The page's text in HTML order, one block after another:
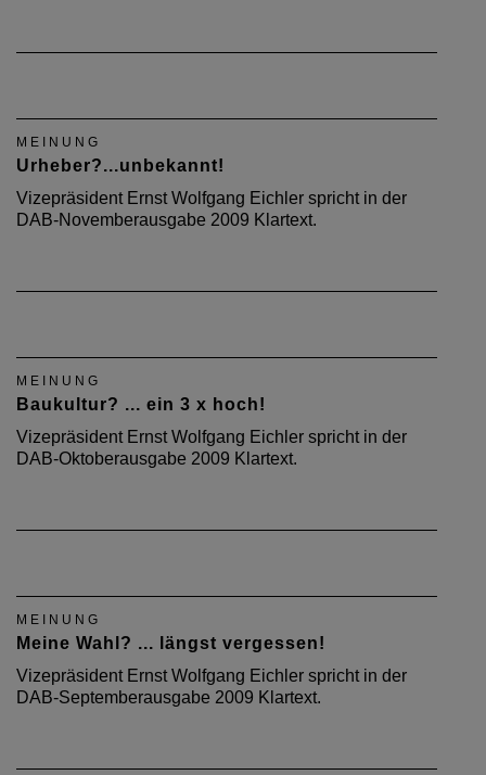
MEINUNG
Urheber?...unbekannt!
Vizepräsident Ernst Wolfgang Eichler spricht in der
DAB-Novemberausgabe 2009 Klartext.
MEINUNG
Baukultur? ... ein 3 x hoch!
Vizepräsident Ernst Wolfgang Eichler spricht in der
DAB-Oktoberausgabe 2009 Klartext.
MEINUNG
Meine Wahl? ... längst vergessen!
Vizepräsident Ernst Wolfgang Eichler spricht in der
DAB-Septemberausgabe 2009 Klartext.